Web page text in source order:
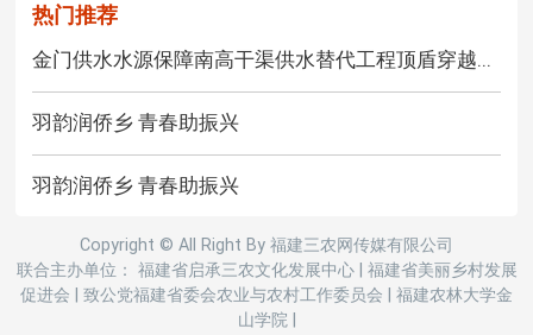
热门推荐
金门供水水源保障南高干渠供水替代工程顶盾穿越...
羽韵润侨乡 青春助振兴
羽韵润侨乡 青春助振兴
Copyright © All Right By 福建三农网传媒有限公司
联合主办单位： 福建省启承三农文化发展中心
福建省美丽乡村发展
促进会
致公党福建省委会农业与农村工作委员会
福建农林大学金
山学院